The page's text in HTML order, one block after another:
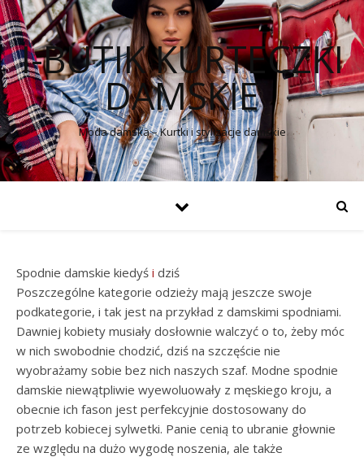
I-BUTIK KURTECZKI
DAMSKIE
Moda damska – Kurtki i stylizacje damskie
Spodnie damskie kiedyś i dziś
Poszczególne kategorie odzieży mają jeszcze swoje
podkategorie, i tak jest na przykład z damskimi spodniami.
Dawniej kobiety musiały dosłownie walczyć o to, żeby móc
w nich swobodnie chodzić, dziś na szczęście nie
wyobrażamy sobie bez nich naszych szaf. Modne spodnie
damskie niewątpliwie wyewoluowały z męskiego kroju, a
obecnie ich fason jest perfekcyjnie dostosowany do
potrzeb kobiecej sylwetki. Panie cenią to ubranie głownie
ze względu na dużo wygodę noszenia, ale także